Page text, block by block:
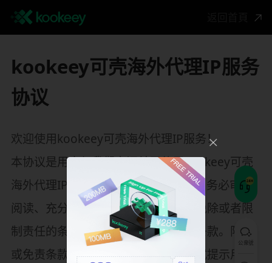
kookeey可壳海外代理IP服务
协议
欢迎使用kookeey可壳海外代理IP服务！
本协议是用户与我们之间关于使用kookeey可壳
海外代理IP服务所订立的协议。请用户务必审慎
阅读、充分理解各条款内容，特别是免除或者限
制责任的条款、争议解决和法律适用条款。限制
或免责条款等重要事项可能以加粗形式提示用户
公衆號